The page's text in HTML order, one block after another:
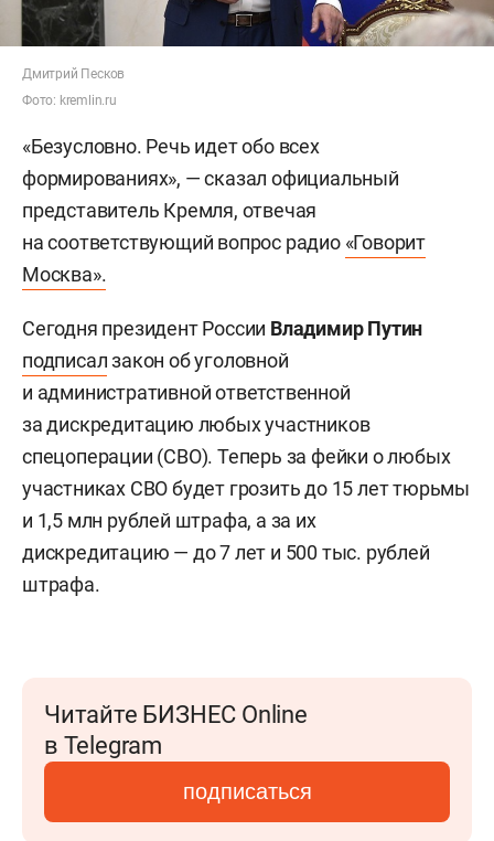
Дмитрий Песков
Фото: kremlin.ru
«Безусловно. Речь идет обо всех
формированиях», — сказал официальный
представитель Кремля, отвечая
на соответствующий вопрос радио «Говорит
Москва».
Сегодня президент России Владимир Путин
подписалзакон об уголовной
и административной ответственной
за дискредитацию любых участников
спецоперации (СВО). Теперь за фейки о любых
участниках СВО будет грозить до 15 лет тюрьмы
и 1,5 млн рублей штрафа, а за их
дискредитацию — до 7 лет и 500 тыс. рублей
штрафа.
Читайте БИЗНЕС Online
в Telegram
подписаться